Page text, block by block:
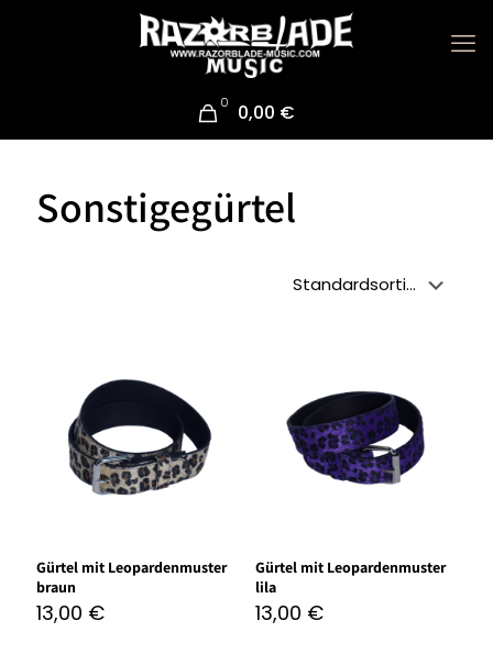
0 0,00 €
Sonstigegürtel
Gürtel mit Leopardenmuster
braun
13,00 €
Gürtel mit Leopardenmuster
lila
13,00 €